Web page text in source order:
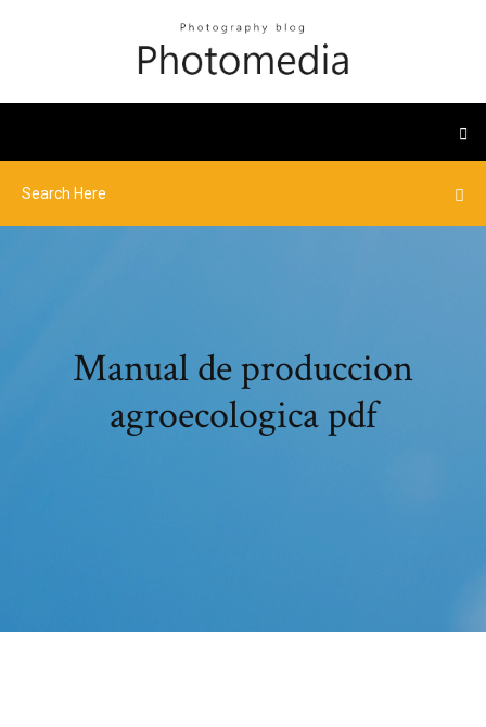
Manual de produccion
agroecologica pdf